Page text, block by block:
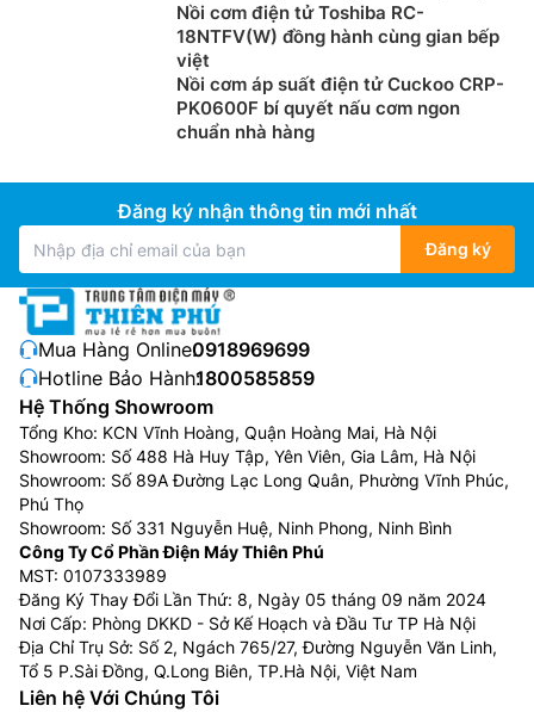
Nồi cơm điện tử Toshiba RC-
18NTFV(W) đồng hành cùng gian bếp
việt
Nồi cơm áp suất điện tử Cuckoo CRP-
PK0600F bí quyết nấu cơm ngon
chuẩn nhà hàng
Đăng ký nhận thông tin mới nhất
Đăng ký
Mua Hàng Online:0918969699
Hotline Bảo Hành:1800585859
Hệ Thống Showroom
Tổng Kho: KCN Vĩnh Hoàng, Quận Hoàng Mai, Hà Nội
Showroom: Số 488 Hà Huy Tập, Yên Viên, Gia Lâm, Hà Nội
Showroom: Số 89A Đường Lạc Long Quân, Phường Vĩnh Phúc,
Phú Thọ
Showroom: Số 331 Nguyễn Huệ, Ninh Phong, Ninh Bình
Công Ty Cổ Phần Điện Máy Thiên Phú
MST: 0107333989
Đăng Ký Thay Đổi Lần Thứ: 8, Ngày 05 tháng 09 năm 2024
Nơi Cấp: Phòng DKKD - Sở Kế Hoạch và Đầu Tư TP Hà Nội
Địa Chỉ Trụ Sở: Số 2, Ngách 765/27, Đường Nguyễn Văn Linh,
Tổ 5 P.Sài Đồng, Q.Long Biên, TP.Hà Nội, Việt Nam
Liên hệ Với Chúng Tôi